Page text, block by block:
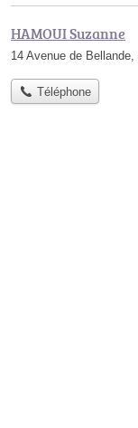
HAMOUI Suzanne
14 Avenue de Bellande,
Téléphone